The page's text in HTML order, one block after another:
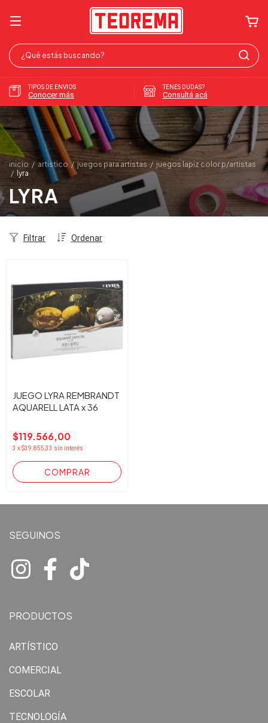
TIPOS DE ENVIOS
Conocer más
TENES DUDAS?
Consultá acá
inicio / artistico / juegos para artistas / juegos lapiz color p/artistas
/ lyra
LYRA
Ordenar
Filtrar
JUEGO LYRA REMBRANDT
AQUARELL LATA x 36
$119.566,00
3 x$39.855,33 sin interés
SEGUINOS
PRODUCTOS
ARTÍSTICO
COMERCIAL
ESCOLAR
TECNOLOGÍA